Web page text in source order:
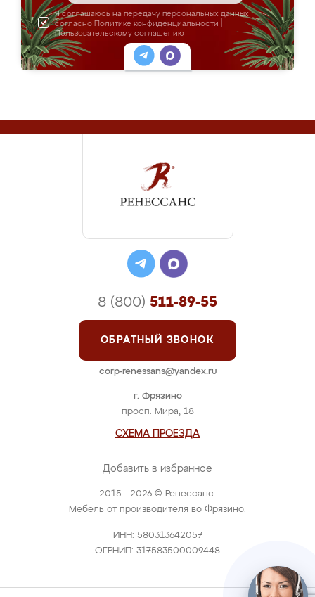
Я соглашаюсь на передачу персональных данных
согласно Политике конфиденциальности
Пользовательскому соглашению
2015 - 2026 © Ренессанс.
Мебель от производителя во Фрязино.
ИНН: 580313642057
ОГРНИП: 317583500009448
г. Фрязино
просп. Мира, 18
СХЕМА ПРОЕЗДА
Добавить в избранное
8 (800) 511-89-55
ОБРАТНЫЙ ЗВОНОК
corp-renessans@yandex.ru